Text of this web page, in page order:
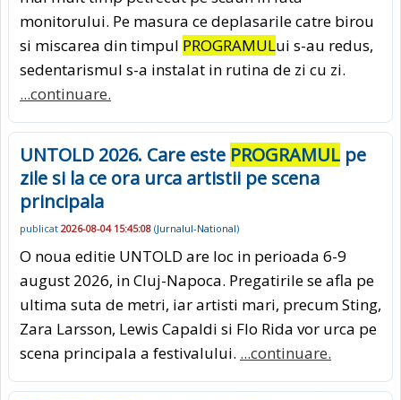
monitorului. Pe masura ce deplasarile catre birou
si miscarea din timpul PROGRAMULui s-au redus,
sedentarismul s-a instalat in rutina de zi cu zi.
...continuare.
UNTOLD 2026. Care este PROGRAMUL pe
zile si la ce ora urca artistii pe scena
principala
publicat 2026-08-04 15:45:08 (Jurnalul-National)
O noua editie UNTOLD are loc in perioada 6-9
august 2026, in Cluj-Napoca. Pregatirile se afla pe
ultima suta de metri, iar artisti mari, precum Sting,
Zara Larsson, Lewis Capaldi si Flo Rida vor urca pe
scena principala a festivalului. ...continuare.